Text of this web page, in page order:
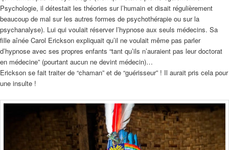
Psychologie, il détestait les théories sur l’humain et disait régulièrement
beaucoup de mal sur les autres formes de psychothérapie ou sur la
psychanalyse). Lui qui voulait réserver l’hypnose aux seuls médecins. Sa
fille aînée Carol Erickson expliquait qu’il ne voulait même pas parler
d’hypnose avec ses propres enfants “tant qu’ils n’auraient pas leur doctorat
en médecine” (pourtant aucun ne devint médecin)…
Erickson se fait traiter de “chaman” et de “guérisseur” ! Il aurait pris cela pour
une insulte !